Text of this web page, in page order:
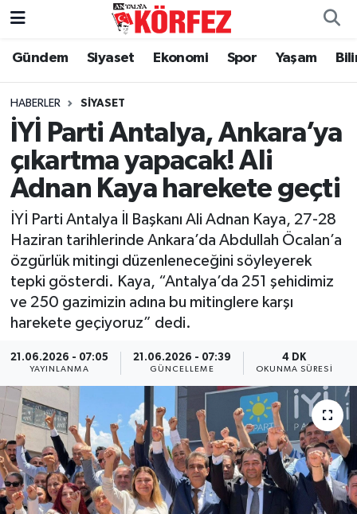
Gündem Siyaset Ekonomi Spor Yaşam
HABERLER SIYASET
İYİ Parti Antalya, Ankara’ya
çıkartma yapacak! Ali
Adnan Kaya harekete geçti
İYİ Parti Antalya İl Başkanı Ali Adnan Kaya, 27-28
Haziran tarihlerinde Ankara’da Abdullah Öcalan’a
özgürlük mitingi düzenleneceğini söyleyerek
tepki gösterdi. Kaya, “Antalya’da 251 şehidimiz
ve 250 gazimizin adına bu mitinglere karşı
harekete geçiyoruz” dedi.
21.06.2026 - 07:05
YAYINLANMA
21.06.2026 - 07:39
GÜNCELLEME
4 DK
OKUNMA SÜRESI
Gündem
Siyaset
Yerel Yönetim
Ekonomi
Spor
Yaşam
Asayiş
Eğitim
Sağlık
Magazin
Turizm
Nöbetçi Eczaneler
Hava Durumu
Trafik Durumu
Süper Lig Puan Durumu ve Fikstür
Tüm Manşetler
Son Dakika Haberleri
Haber Arşivi